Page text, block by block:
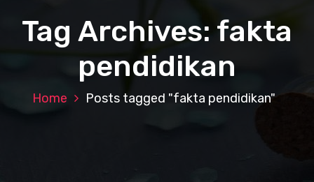
Tag Archives: fakta
pendidikan
Home Posts tagged "fakta pendidikan"